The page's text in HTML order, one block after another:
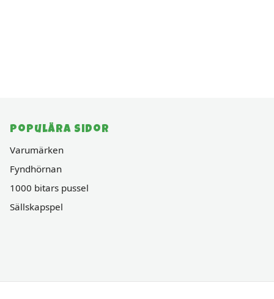
Populära sidor
Varumärken
Fyndhörnan
1000 bitars pussel
Sällskapspel